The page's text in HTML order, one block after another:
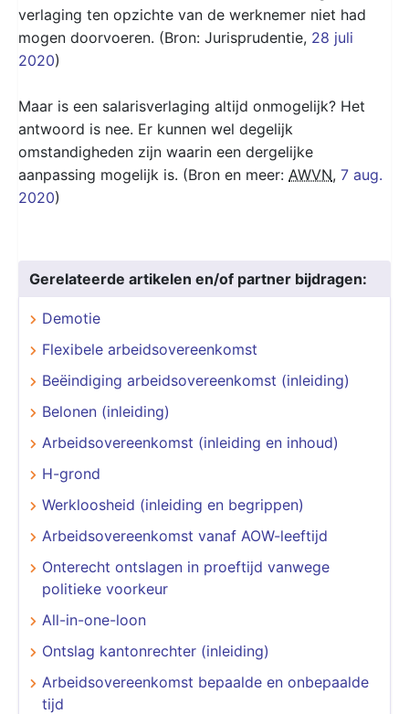
verlaging ten opzichte van de werknemer niet had
mogen doorvoeren. (Bron: Jurisprudentie, 28 juli
2020)
Maar is een salarisverlaging altijd onmogelijk? Het
antwoord is nee. Er kunnen wel degelijk
omstandigheden zijn waarin een dergelijke
aanpassing mogelijk is. (Bron en meer: AWVN, 7 aug.
2020)
Gerelateerde artikelen en/of partner bijdragen:
Demotie
Flexibele arbeidsovereenkomst
Beëindiging arbeidsovereenkomst (inleiding)
Belonen (inleiding)
Arbeidsovereenkomst (inleiding en inhoud)
H-grond
Werkloosheid (inleiding en begrippen)
Arbeidsovereenkomst vanaf AOW-leeftijd
Onterecht ontslagen in proeftijd vanwege
politieke voorkeur
All-in-one-loon
Ontslag kantonrechter (inleiding)
Arbeidsovereenkomst bepaalde en onbepaalde
tijd